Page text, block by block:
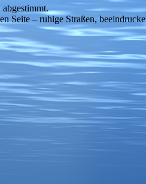
Seite – ruhige Straßen,